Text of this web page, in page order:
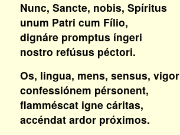
Nunc, Sancte, nobis, Spíritus
unum Patri cum Fílio,
dignáre promptus íngeri
nostro refúsus péctori.
Os, lingua, mens, sensus, vigor
confessiónem pérsonent,
flamméscat igne cáritas,
accéndat ardor próximos.